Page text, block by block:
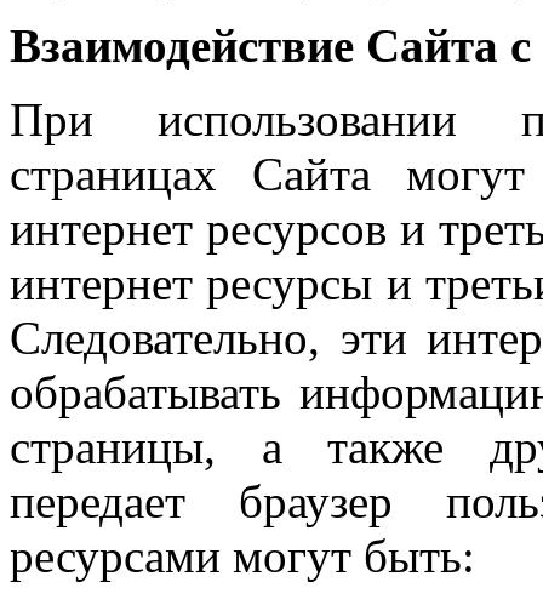
Взаимодействие Сайта
При использовании
страницах Сайта
интернет ресурсов и
интернет ресурсы и
Следовательно, эти
обрабатывать
страницы, а также
передает браузер
ресурсами могут быть: